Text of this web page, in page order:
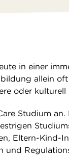
in einer
allein
oder
Studium
Eltern-Kind-
und